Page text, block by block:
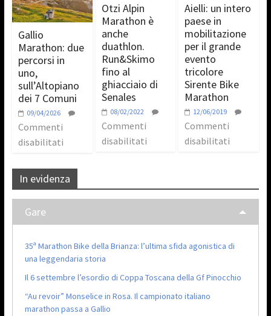
Gallio
Marathon: due
percorsi in
uno,
sull’Altopiano
dei 7 Comuni
09/04/2026
Commenti
disabilitati
Otzi Alpin
Marathon è
anche
duathlon.
Run&Skimo
fino al
ghiacciaio di
Senales
08/02/2022
Commenti
disabilitati
Aielli: un intero
paese in
mobilitazione
per il grande
evento
tricolore
Sirente Bike
Marathon
12/06/2019
Commenti
disabilitati
In evidenza
Gare
35ª Marathon Bike della Brianza: l’ultima sfida agonistica di
una leggendaria storia
Il 6 settembre l’esordio di Coppa Toscana della Gf Pinocchio
“Au revoir” Monselice in Rosa. Il campionato italiano
marathon passa a Gallio